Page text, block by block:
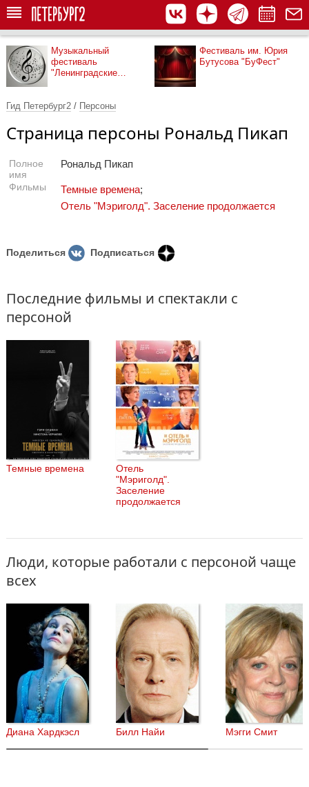
Музыкальный
фестиваль
"Ленинградские
Фестиваль им. Юрия
Бутусова "БуФест"
Гид Петербург2 / Персоны
Страница персоны Рональд Пикап
Полное
имя
Рональд Пикап
Фильмы Темные времена;
Отель "Мэриголд". Заселение продолжается
Поделиться Подписаться
Последние фильмы и спектакли с
персоной
Темные времена
Отель
"Мэриголд".
Заселение
продолжается
Люди, которые работали с персоной чаще
всех
Диана Хардкэсл Билл Найи Мэгги Смит